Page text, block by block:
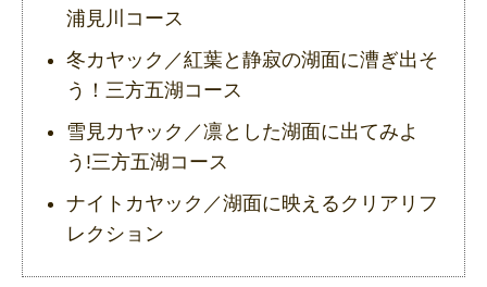
浦見川コース
冬カヤック／紅葉と静寂の湖面に漕ぎ出そ
う！三方五湖コース
雪見カヤック／凛とした湖面に出てみよ
う!三方五湖コース
ナイトカヤック／湖面に映えるクリアリフ
レクション